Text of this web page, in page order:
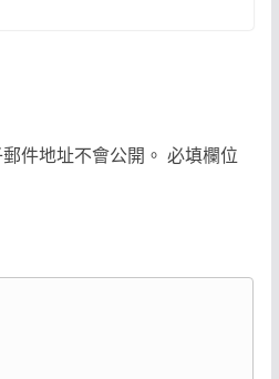
件地址不會公開。 必填欄位